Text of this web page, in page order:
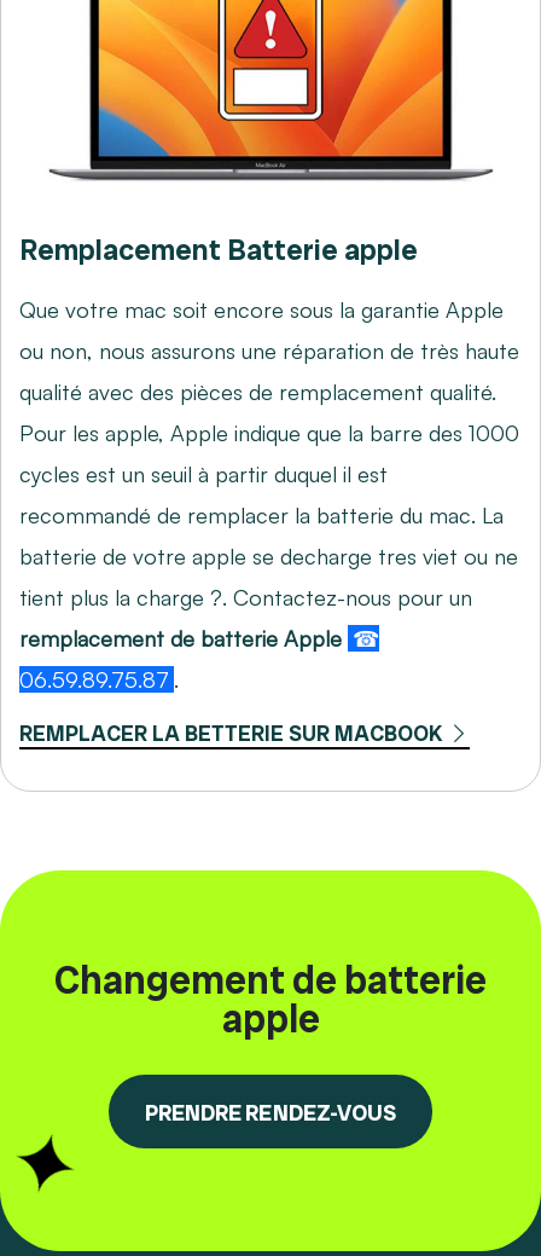
Remplacement Batterie apple
Que votre mac soit encore sous la garantie Apple
ou non, nous assurons une réparation de très haute
qualité avec des pièces de remplacement qualité.
Pour les apple, Apple indique que la barre des 1000
cycles est un seuil à partir duquel il est
recommandé de remplacer la batterie du mac. La
batterie de votre apple se decharge tres viet ou ne
tient plus la charge ?. Contactez-nous pour un
remplacement de batterie Apple ☎
06.59.89.75.87 .
REMPLACER LA BETTERIE SUR MACBOOK
Changement de batterie
apple
PRENDRE RENDEZ-VOUS